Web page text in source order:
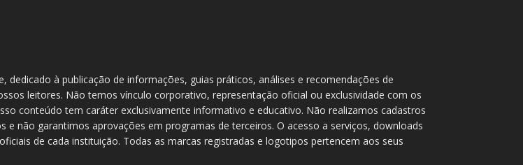
à publicação de informações, guias práticos, análises e recomendações de
leitores. Não temos vínculo corporativo, representação oficial ou exclusividade com os
conteúdo tem caráter exclusivamente informativo e educativo. Não realizamos cadastros
não garantimos aprovações em programas de terceiros. O acesso a serviços, downloads
de cada instituição. Todas as marcas registradas e logotipos pertencem aos seus